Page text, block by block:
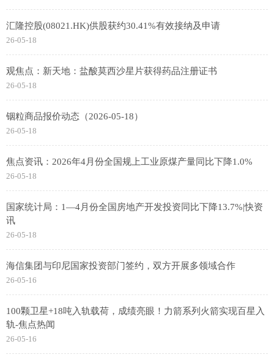
汇隆控股(08021.HK)供股获约30.41%有效接纳及申请
26-05-18
观焦点：新天地：盐酸莫西沙星片获得药品注册证书
26-05-18
铟粒商品报价动态（2026-05-18）
26-05-18
焦点资讯：2026年4月份全国规上工业原煤产量同比下降1.0%
26-05-18
国家统计局：1—4月份全国房地产开发投资同比下降13.7%|快资
讯
26-05-18
海信集团与印尼国家投资部门签约，双方开展多领域合作
26-05-16
100颗卫星+18吨入轨载荷，成绩亮眼！力箭系列火箭实现百星入
轨-焦点热闻
26-05-16